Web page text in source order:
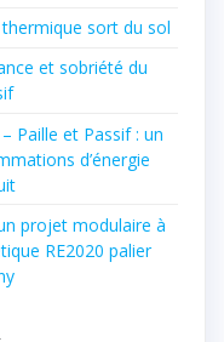
sort du sol
et sobriété du
Paille et Passif : un
d’énergie
projet modulaire à
RE2020 palier